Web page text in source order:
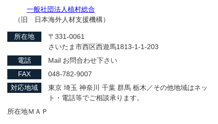
一般社団法人植村総合
（旧 日本海外人材支援機構）
所在地
〒331-0061
さいたま市西区西遊馬1813-1-1-203
電話
Mail お問合わせ下さい
FAX
048-782-9007
対応地域
東京 埼玉 神奈川 千葉 群馬 栃木／その他地域はネッ
ト・電話等でご相談承ります。
所在地ＭＡＰ